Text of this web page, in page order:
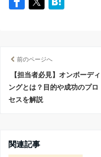
前のページへ
【担当者必見】オンボーディ
ングとは？目的や成功のプロ
セスを解説
関連記事